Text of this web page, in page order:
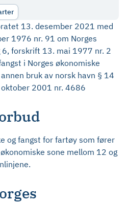
13. desember 2021 med
1976 nr. 91 om Norges
6, forskrift 13. mai 1977 nr. 2
i Norges økonomiske
bruk av norsk havn § 14
2001 nr. 4686
og fangst for fartøy som fører
sone mellom 12 og